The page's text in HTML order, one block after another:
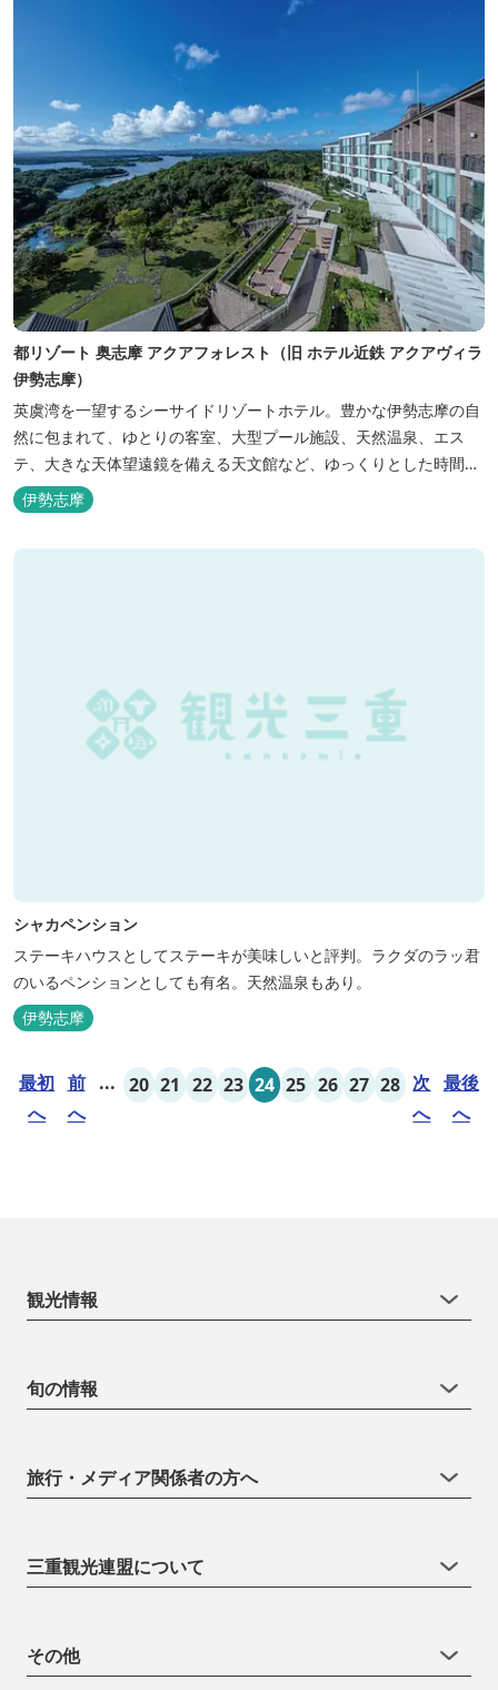
都リゾート 奥志摩 アクアフォレスト（旧 ホテル近鉄 アクアヴィラ
伊勢志摩）
英虞湾を一望するシーサイドリゾートホテル。豊かな伊勢志摩の自
然に包まれて、ゆとりの客室、大型プール施設、天然温泉、エス
テ、大きな天体望遠鏡を備える天文館など、ゆっくりとした時間を
楽しみながら過ごすことができます。 屋内プール：通年 屋外プー
ル：2025年7月19日（土）～8月31日（日）
伊勢志摩
シャカペンション
ステーキハウスとしてステーキが美味しいと評判。ラクダのラッ君
のいるペンションとしても有名。天然温泉もあり。
伊勢志摩
最初
へ
前
へ
... 20 21 22 23 24 25 26 27 28 次
へ
最後
へ
観光情報
旬の情報
旅行・メディア関係者の方へ
三重観光連盟について
その他